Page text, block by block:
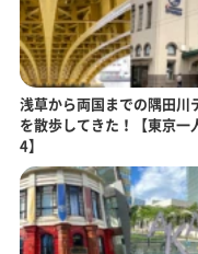
浅草から両国までの隅田川
を散歩してきた！【東京一
4】